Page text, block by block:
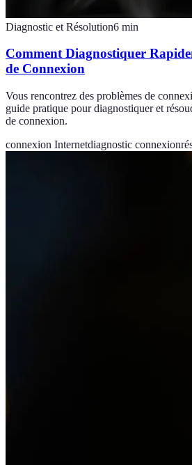
Diagnostic et Résolution6 min
Comment Diagnostiquer
de Connexion
Vous rencontrez des problèmes de
guide pratique pour diagnostiquer et
de connexion.
connexion Internetdiagnostic connexion